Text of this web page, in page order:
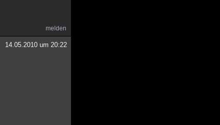
melden
14.05.2010 um 20:22